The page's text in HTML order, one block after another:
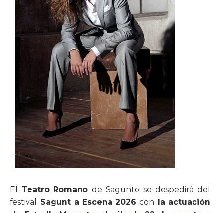
El Teatro Romano de Sagunto se despedirá del
festival Sagunt a Escena 2026 con la actuación